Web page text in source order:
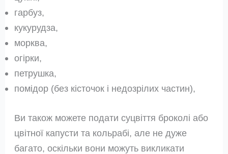
гарбуз,
кукурудза,
морква,
огірки,
петрушка,
помідор (без кісточок і недозрілих частин),
Ви також можете подати суцвіття броколі або
цвітної капусти та кольрабі, але не дуже
багато, оскільки вони можуть викликати